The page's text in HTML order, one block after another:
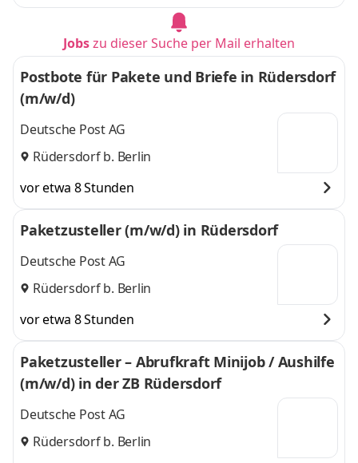
Jobszu dieser Suche per Mail erhalten
Postbote für Pakete und Briefe in Rüdersdorf
(m/w/d)
Deutsche Post AG
Rüdersdorf b. Berlin
vor etwa 8 Stunden
Paketzusteller (m/w/d) in Rüdersdorf
Deutsche Post AG
Rüdersdorf b. Berlin
vor etwa 8 Stunden
Paketzusteller – Abrufkraft Minijob / Aushilfe
(m/w/d) in der ZB Rüdersdorf
Deutsche Post AG
Rüdersdorf b. Berlin